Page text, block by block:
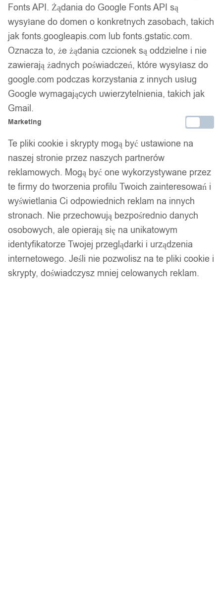
Bezpieczne płatności
14 dni na zwrot
Gwarancja producenta
Wsparcie w zakupie
Podobne produkty
Produkty, które mogą Cię zainteresować
Fonts API. Żądania do Google Fonts API są
wysyłane do domen o konkretnych zasobach, takich
jak fonts.googleapis.com lub fonts.gstatic.com.
Oznacza to, że żądania czcionek są oddzielne i nie
zawierają żadnych poświadczeń, które wysyłasz do
google.com podczas korzystania z innych usług
Google wymagających uwierzytelnienia, takich jak
Gmail.
Marketing
Te pliki cookie i skrypty mogą być ustawione na
naszej stronie przez naszych partnerów
reklamowych. Mogą być one wykorzystywane przez
te firmy do tworzenia profilu Twoich zainteresowań i
wyświetlania Ci odpowiednich reklam na innych
stronach. Nie przechowują bezpośrednio danych
osobowych, ale opierają się na unikatowym
identyfikatorze Twojej przeglądarki i urządzenia
internetowego. Jeśli nie pozwolisz na te pliki cookie i
skrypty, doświadczysz mniej celowanych reklam.